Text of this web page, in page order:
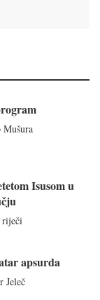
Isusom u
apsurda
Jeleč